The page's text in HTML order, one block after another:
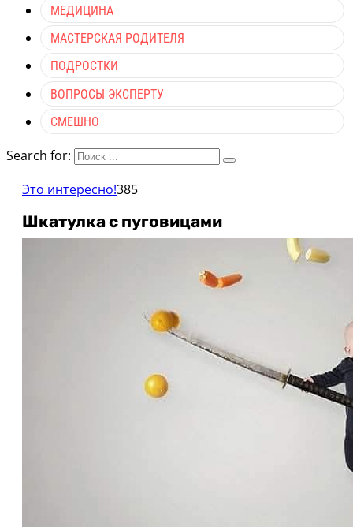
МЕДИЦИНА
МАСТЕРСКАЯ РОДИТЕЛЯ
ПОДРОСТКИ
ВОПРОСЫ ЭКСПЕРТУ
СМЕШНО
Search for:
Это интересно!385
Шкатулка с пуговицами